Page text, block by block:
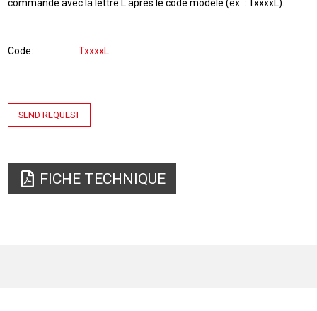
commande avec la lettre L après le code modèle (ex. : TxxxxL).
Code TxxxxL
SEND REQUEST
FICHE TECHNIQUE